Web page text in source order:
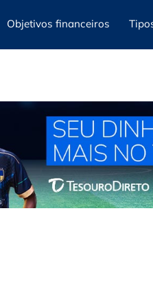
Objetivos financeiros